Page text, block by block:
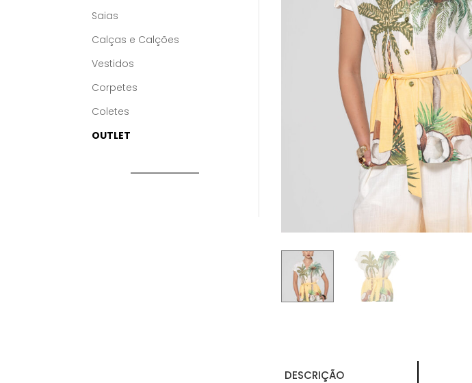
Saias
Calças e Calções
Vestidos
Corpetes
Coletes
OUTLET
DESCRIÇÃO